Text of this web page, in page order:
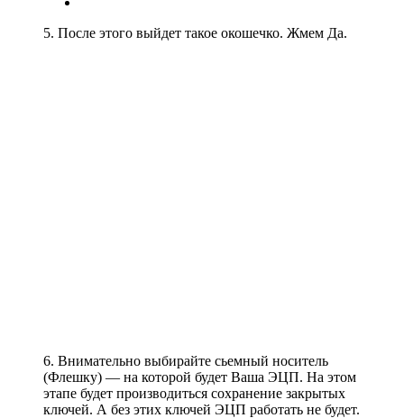
5. После этого выйдет такое окошечко. Жмем Да.
6. Внимательно выбирайте сьемный носитель
(Флешку) — на которой будет Ваша ЭЦП. На этом
этапе будет производиться сохранение закрытых
ключей. А без этих ключей ЭЦП работать не будет.